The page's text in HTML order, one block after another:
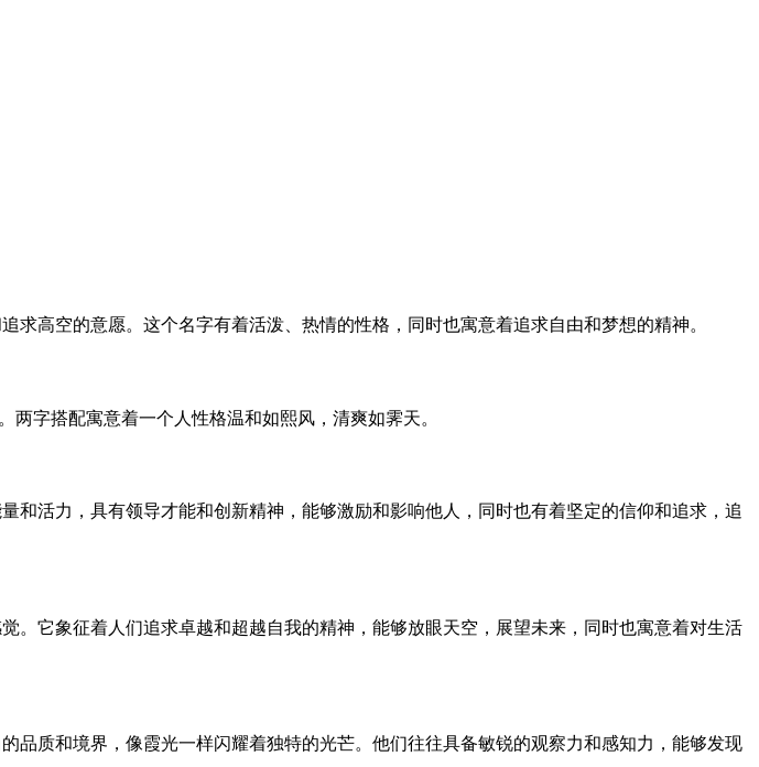
高空的意愿。这个名字有着活泼、热情的性格，同时也寓意着追求自由和梦想的精神。
字搭配寓意着一个人性格温和如熙风，清爽如霁天。
活力，具有领导才能和创新精神，能够激励和影响他人，同时也有着坚定的信仰和追求，追
它象征着人们追求卓越和超越自我的精神，能够放眼天空，展望未来，同时也寓意着对生活
质和境界，像霞光一样闪耀着独特的光芒。他们往往具备敏锐的观察力和感知力，能够发现